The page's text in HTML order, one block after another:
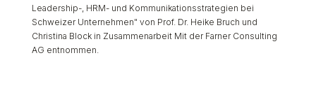
Leadership-, HRM- und Kommunikationsstrategien bei
Schweizer Unternehmen" von Prof. Dr. Heike Bruch und
Christina Block in Zusammenarbeit Mit der Farner Consulting
AG entnommen.